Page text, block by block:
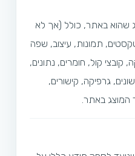
שהוא באתר, כולל (אך לא
תמונות, עיצוב, שפה
קובצי קול, חומרים, נתונים,
גרפיקה, קישורים,
המוצג באתר.